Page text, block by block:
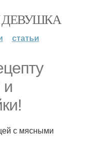
статьи
и
с мясными